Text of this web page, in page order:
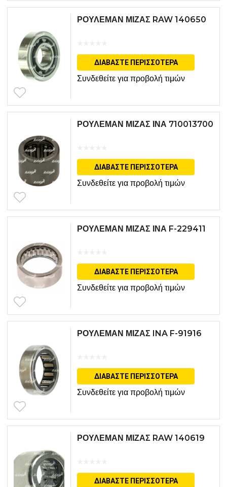
ΡΟΥΛΕΜΑΝ ΜΙΖΑΣ RAW 140650
ΔΙΑΒΆΣΤΕ ΠΕΡΙΣΣΌΤΕΡΑ
Συνδεθείτε για προβολή τιμών
ΡΟΥΛΕΜΑΝ ΜΙΖΑΣ ΙΝΑ 710013700
ΔΙΑΒΆΣΤΕ ΠΕΡΙΣΣΌΤΕΡΑ
Συνδεθείτε για προβολή τιμών
ΡΟΥΛΕΜΑΝ ΜΙΖΑΣ ΙΝΑ F-229411
ΔΙΑΒΆΣΤΕ ΠΕΡΙΣΣΌΤΕΡΑ
Συνδεθείτε για προβολή τιμών
ΡΟΥΛΕΜΑΝ ΜΙΖΑΣ INA F-91916
ΔΙΑΒΆΣΤΕ ΠΕΡΙΣΣΌΤΕΡΑ
Συνδεθείτε για προβολή τιμών
ΡΟΥΛΕΜΑΝ ΜΙΖΑΣ RAW 140619
ΔΙΑΒΆΣΤΕ ΠΕΡΙΣΣΌΤΕΡΑ